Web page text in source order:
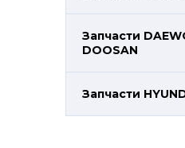
Запчасти
DOOSAN
Запчасти